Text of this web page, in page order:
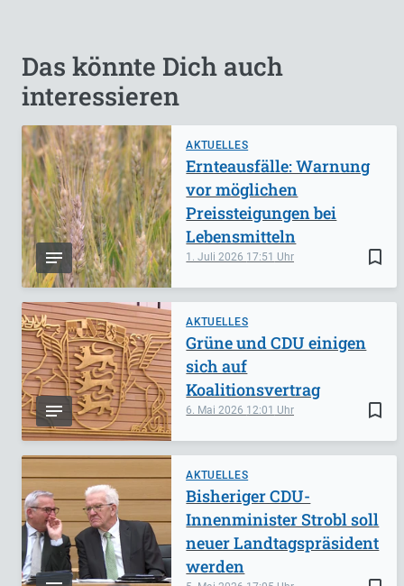
Das könnte Dich auch
interessieren
AKTUELLES
bookmark_border
1. Juli 2026 17:51
Ernteausfälle: Warnung
vor möglichen
Preissteigungen bei
Lebensmitteln
AKTUELLES
bookmark_border
6. Mai 2026 12:01
Grüne und CDU einigen
sich auf
Koalitionsvertrag
AKTUELLES
Bisheriger CDU-
Innenminister Strobl soll
neuer Landtagspräsident
werden